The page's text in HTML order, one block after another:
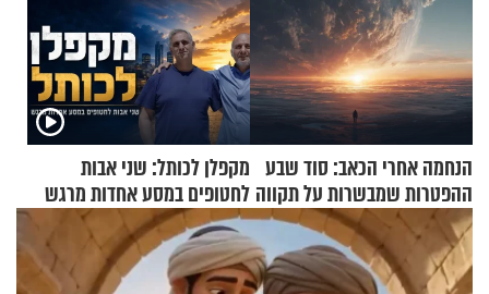
הנחמה אחרי הכאב: סוד שבע
ההפטרות שמבשרות על תקווה
וגאולה
מקפלן לכותל: שני אבות
לחטופים במסע אחדות מרגש